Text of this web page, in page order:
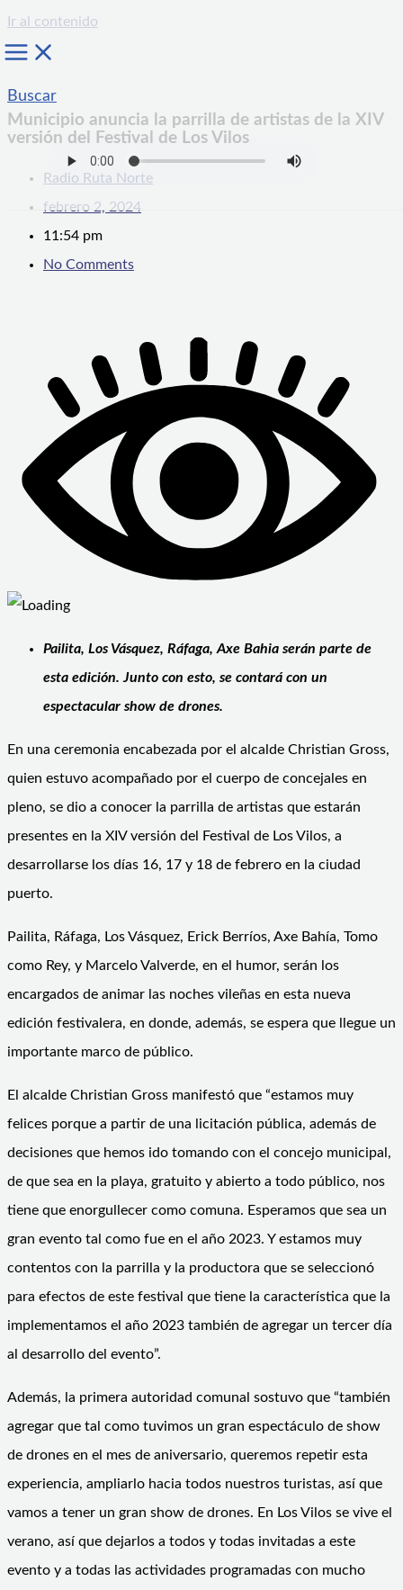
Ir al contenido
Buscar
Municipio anuncia la parrilla de artistas de la XIV
versión del Festival de Los Vilos
Radio Ruta Norte
febrero 2, 2024
11:54 pm
No Comments
Pailita, Los Vásquez, Ráfaga, Axe Bahia serán parte de
esta edición. Junto con esto, se contará con un
espectacular show de drones.
En una ceremonia encabezada por el alcalde Christian Gross,
quien estuvo acompañado por el cuerpo de concejales en
pleno, se dio a conocer la parrilla de artistas que estarán
presentes en la XIV versión del Festival de Los Vilos, a
desarrollarse los días 16, 17 y 18 de febrero en la ciudad
puerto.
Pailita, Ráfaga, Los Vásquez, Erick Berríos, Axe Bahía, Tomo
como Rey, y Marcelo Valverde, en el humor, serán los
encargados de animar las noches vileñas en esta nueva
edición festivalera, en donde, además, se espera que llegue un
importante marco de público.
El alcalde Christian Gross manifestó que “estamos muy
felices porque a partir de una licitación pública, además de
decisiones que hemos ido tomando con el concejo municipal,
de que sea en la playa, gratuito y abierto a todo público, nos
tiene que enorgullecer como comuna. Esperamos que sea un
gran evento tal como fue en el año 2023. Y estamos muy
contentos con la parrilla y la productora que se seleccionó
para efectos de este festival que tiene la característica que la
implementamos el año 2023 también de agregar un tercer día
al desarrollo del evento”.
Además, la primera autoridad comunal sostuvo que “también
agregar que tal como tuvimos un gran espectáculo de show
de drones en el mes de aniversario, queremos repetir esta
experiencia, ampliarlo hacia todos nuestros turistas, así que
vamos a tener un gran show de drones. En Los Vilos se vive el
verano, así que dejarlos a todos y todas invitadas a este
evento y a todas las actividades programadas con mucho